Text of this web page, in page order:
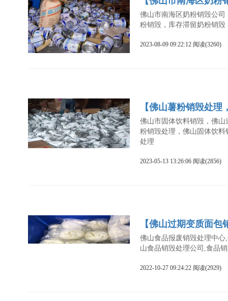
佛山市南海区奶粉销毁公
粉销毁，库存滞留奶粉销
2023-08-09 09:22:12 阅读(3260)
【佛山薯粉销毁处
佛山市固体饮料销毁，佛
粉销毁处理，佛山固体饮
处理
2023-05-13 13:26:06 阅读(2856)
【佛山过期变质面
佛山食品报废销毁处理中
山食品销毁处理公司,食品
2022-10-27 09:24:22 阅读(2929)